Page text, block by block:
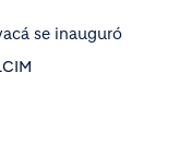
se inauguró